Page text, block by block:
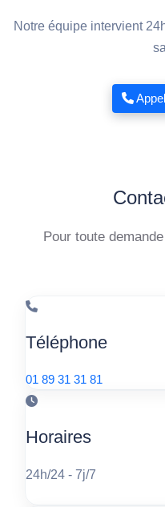
Notre équipe intervient
Pour toute
Téléphone
01 89 31 31 81
Horaires
24h/24 - 7j/7